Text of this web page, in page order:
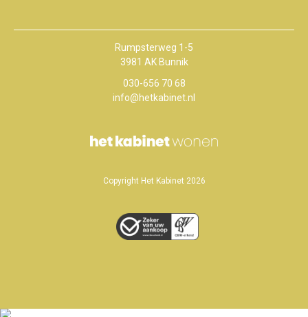
Rumpsterweg 1-5
3981 AK Bunnik
030-656 70 68
info@hetkabinet.nl
Copyright Het Kabinet 2026